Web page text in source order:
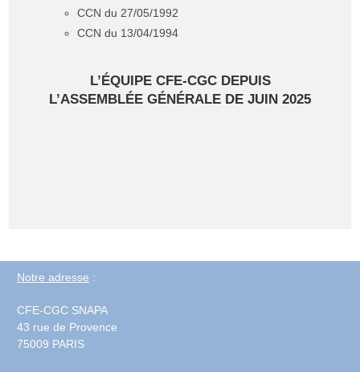
CCN du 27/05/1992
CCN du 13/04/1994
L’ÉQUIPE CFE-CGC DEPUIS
L’ASSEMBLÉE GÉNÉRALE DE JUIN 2025
Notre adresse :
CFE-CGC SNAPA
43 rue de Provence
75009 PARIS